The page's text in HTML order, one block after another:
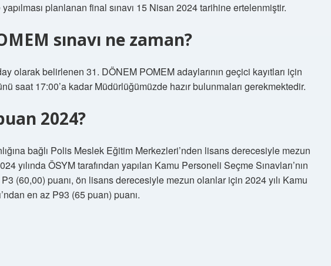
planlanan final sınavı 15 Nisan 2024 tarihine ertelenmiştir.
sınavı ne zaman?
olarak belirlenen 31. DÖNEM POMEM adaylarının geçici kayıtları için
saat 17:00’a kadar Müdürlüğümüzde hazır bulunmaları gerekmektedir.
2024?
bağlı Polis Meslek Eğitim Merkezleri’nden lisans derecesiyle mezun
yılında ÖSYM tarafından yapılan Kamu Personeli Seçme Sınavları’nın
(60,00) puanı, ön lisans derecesiyle mezun olanlar için 2024 yılı Kamu
en az P93 (65 puan) puanı.